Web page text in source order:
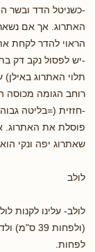
-כשניטל הדד ובשר
האתרוג. אך אם
הראוי להדר לקחת
-יש לפסול נקב דק
תלוי האתרוג
רוחב הגומה מכוסה
-חזזית (=בליטה
פוסלת את האתרוג.
שאתרוג יפה ונקי
לולב
לפחות.